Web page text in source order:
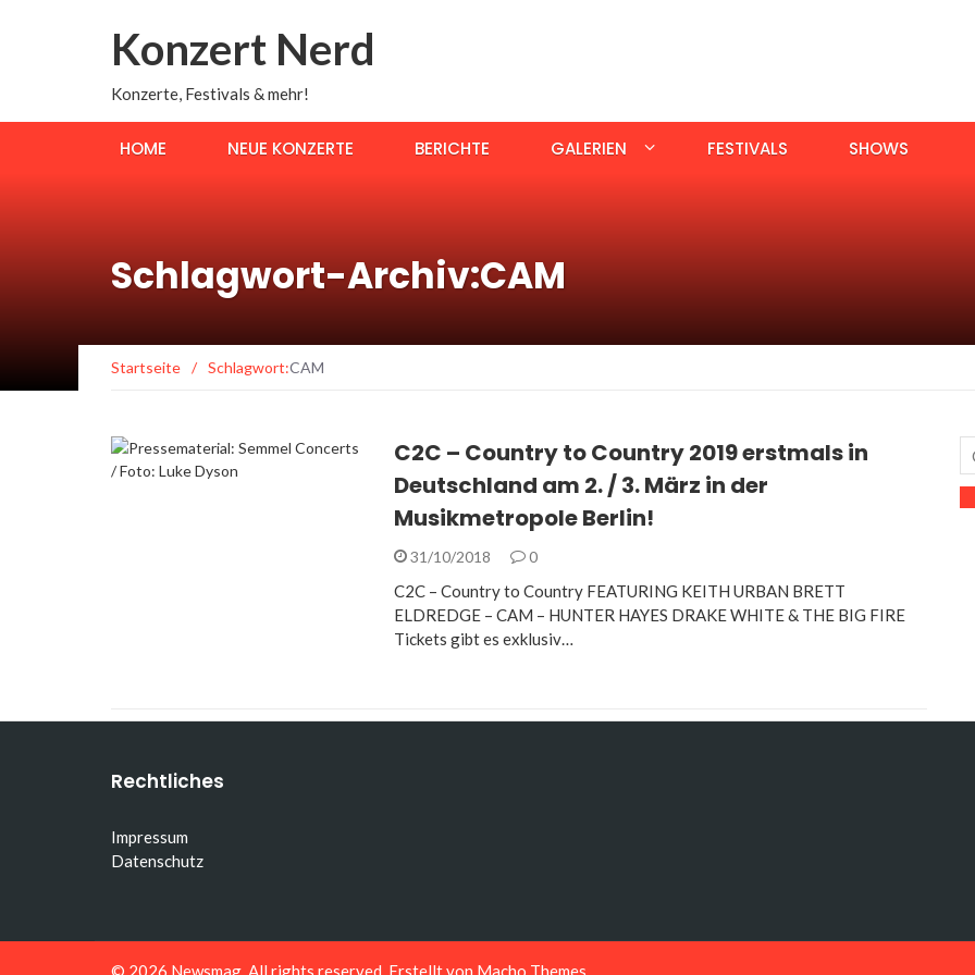
Konzert Nerd
Konzerte, Festivals & mehr!
HOME NEUE KONZERTE BERICHTE GALERIEN FESTIVALS SHOWS
Schlagwort-Archiv:CAM
Startseite / Schlagwort:CAM
C2C – Country to Country 2019 erstmals in
Deutschland am 2. / 3. März in der
Musikmetropole Berlin!
31/10/2018 0
C2C – Country to Country FEATURING KEITH URBAN BRETT
ELDREDGE – CAM – HUNTER HAYES DRAKE WHITE & THE BIG FIRE
Tickets gibt es exklusiv…
Rechtliches
Impressum
Datenschutz
© 2026 Newsmag . All rights reserved. Erstellt von Macho Themes